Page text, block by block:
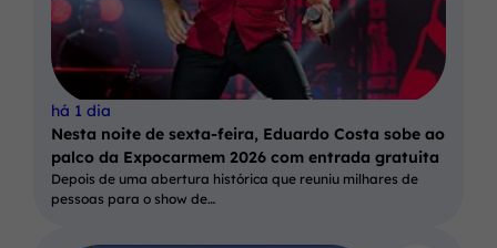
há 1 dia
Nesta noite de sexta-feira, Eduardo Costa sobe ao
palco da Expocarmem 2026 com entrada gratuita
Depois de uma abertura histórica que reuniu milhares de
pessoas para o show de…